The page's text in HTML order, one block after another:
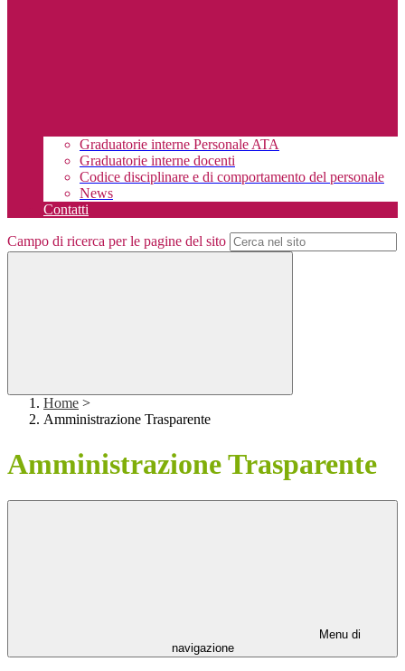
Graduatorie interne Personale ATA
Graduatorie interne docenti
Codice disciplinare e di comportamento del personale
News
Contatti
Campo di ricerca per le pagine del sito
Home >
Amministrazione Trasparente
Amministrazione Trasparente
Menu di
navigazione